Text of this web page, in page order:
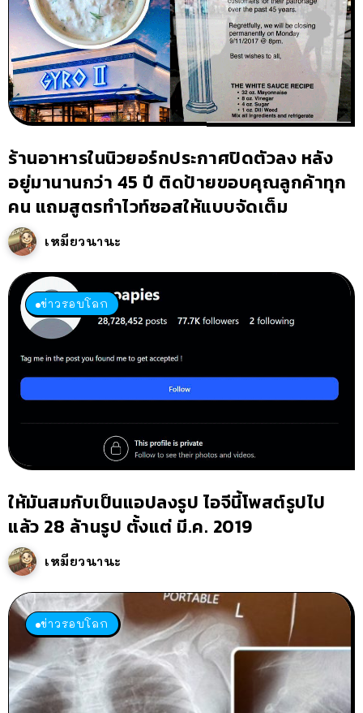
ร้านอาหารในนิวยอร์กประกาศปิดตัวลง หลัง
อยู่มานานกว่า 45 ปี ติดป้ายขอบคุณลูกค้าทุก
คน แถมสูตรทำไวท์ซอสให้แบบจัดเต็ม
เหมียวนานะ
ข่าวรอบโลก
ให้มันสมกับเป็นแอปลงรูป ไอจีนี้โพสต์รูปไป
แล้ว 28 ล้านรูป ตั้งแต่ มี.ค. 2019
เหมียวนานะ
ข่าวรอบโลก